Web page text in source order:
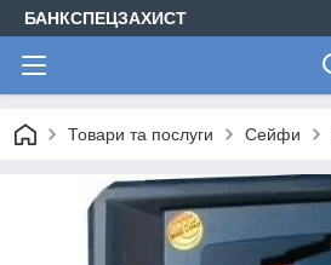
БАНКСПЕЦЗАХИСТ
Товари та послуги Сейфи